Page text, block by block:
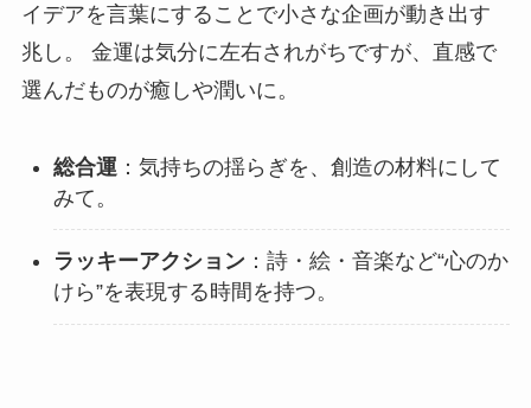
イデアを言葉にすることで小さな企画が動き出す
兆し。 金運は気分に左右されがちですが、直感で
選んだものが癒しや潤いに。
総合運 ：気持ちの揺らぎを、創造の材料にして
みて。
ラッキーアクション：詩・絵・音楽など“心のか
けら”を表現する時間を持つ。